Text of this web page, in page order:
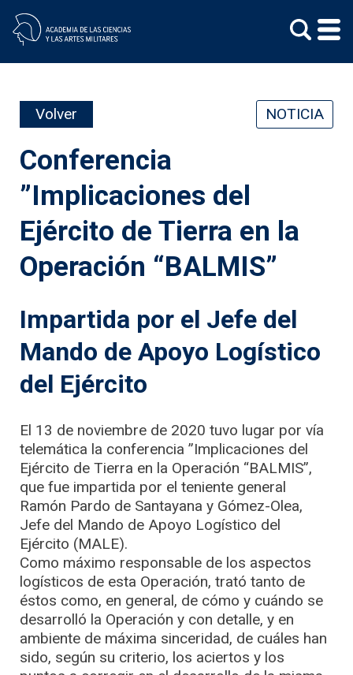
content
Volver NOTICIA
Conferencia
”Implicaciones del
Ejército de Tierra en la
Operación “BALMIS”
Impartida por el Jefe del
Mando de Apoyo Logístico
del Ejército
El 13 de noviembre de 2020 tuvo lugar por vía
telemática la conferencia ”Implicaciones del
Ejército de Tierra en la Operación “BALMIS”,
que fue impartida por el teniente general
Ramón Pardo de Santayana y Gómez-Olea,
Jefe del Mando de Apoyo Logístico del
Ejército (MALE).
Como máximo responsable de los aspectos
logísticos de esta Operación, trató tanto de
éstos como, en general, de cómo y cuándo se
desarrolló la Operación y con detalle, y en
ambiente de máxima sinceridad, de cuáles han
sido, según su criterio, los aciertos y los